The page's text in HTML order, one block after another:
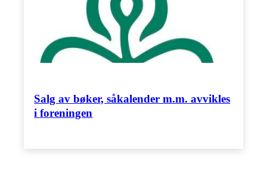
Salg av bøker, såkalender m.m. avvikles
i foreningen